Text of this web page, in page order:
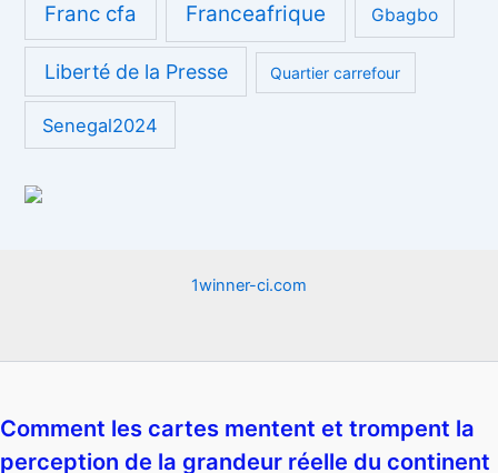
Franc cfa Franceafrique Gbagbo
Liberté de la Presse Quartier carrefour
Senegal2024
1winner-ci.com
Comment les cartes mentent et trompent la
perception de la grandeur réelle du continent